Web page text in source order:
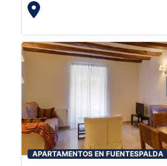
APARTAMENTOS EN FUENTESPALDA